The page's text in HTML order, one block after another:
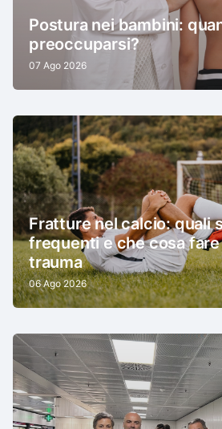
Postura nei bambini:
preoccuparsi?
07 Ago 2026
Fratture nel calcio: quali
frequenti e che cosa
trauma
06 Ago 2026